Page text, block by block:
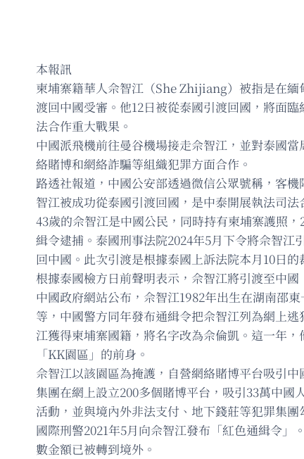
本報訊
柬埔寨籍華人佘智江（She Zhijiang）被指是在
渡回中國受審。他12日被從泰國引渡回國，將面
法合作重大戰果。
中國派飛機前往曼谷機場接走佘智江，並對泰國
絡賭博和網絡詐騙等組織犯罪方面合作。
路透社報道，中國公安部透過微信公眾號稱，客
智江被成功從泰國引渡回國，是中泰開展執法司
43歲的佘智江是中國公民，同時持有柬埔寨護照
緝令逮捕。泰國刑事法院2024年5月下令將佘智
回中國。此次引渡是根據泰國上訴法院本月10日的
根據泰國檢方日前聲明表示，佘智江將引渡至中
中國政府網站公布，佘智江1982年出生在湖南邵
等，中國警方同年發布通緝令把佘智江列為網上
江獲得柬埔寨國籍，將名字改為佘倫凱。這一年
「KK園區」的前身。
佘智江以該園區為掩護，自營網絡賭博平台吸引
集團在網上設立200多個賭博平台，吸引33萬中
活動，並與境內外非法支付、地下錢莊等犯罪集團
國際刑警2021年5月向佘智江發布「紅色通緝令
數金額已被轉到境外。